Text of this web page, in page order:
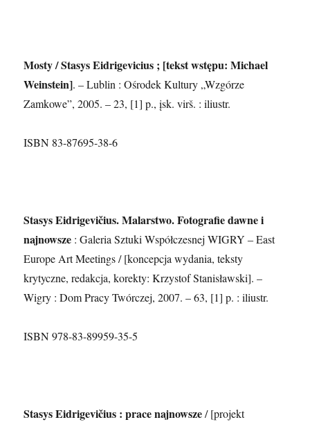
Mosty / Stasys Eidrigevicius ; [tekst wstępu: Michael
Weinstein]. – Lublin : Ośrodek Kultury „Wzgórze
Zamkowe”, 2005. – 23, [1] p., įsk. virš. : iliustr.
ISBN 83-87695-38-6
Stasys Eidrigevičius. Malarstwo. Fotografie dawne i
najnowsze : Galeria Sztuki Współczesnej WIGRY ‒ East
Europe Art Meetings / [koncepcja wydania, teksty
krytyczne, redakcja, korekty: Krzystof Stanisławski]. –
Wigry : Dom Pracy Twórczej, 2007. – 63, [1] p. : iliustr.
ISBN 978-83-89959-35-5
Stasys Eidrigevičius : prace najnowsze/ [projekt